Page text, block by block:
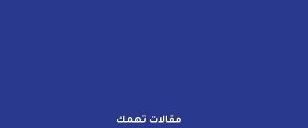
مقالات تهمك